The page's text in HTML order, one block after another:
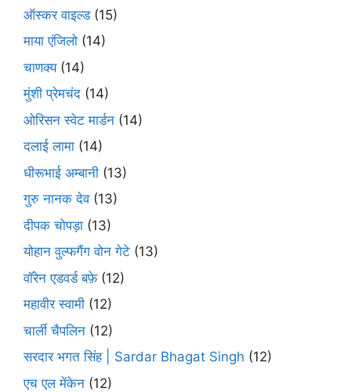
ऑस्कर वाइल्ड(15)
माया एंजिलो (14)
चाणक्य(14)
मुंशी प्रेमचंद (14)
ओरिसन स्‍वेट मार्डन (14)
दलाई लामा (14)
धीरूभाई अम्बानी (13)
गुरु नानक देव(13)
दीपक चोपड़ा (13)
योहान वुल्फगैंग वोन गेटे (13)
वॉरेन एडवर्ड बफ़े(12)
महावीर स्वामी (12)
चार्ली चैपलिन (12)
सरदार भगत सिंह | Sardar Bhagat Singh (12)
एच एल मेंकेन (12)